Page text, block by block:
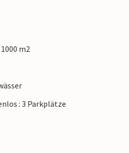
m2
: 3 Parkplätze